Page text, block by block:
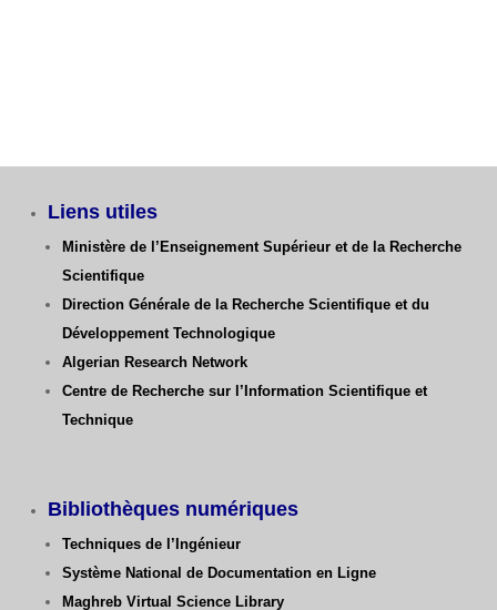
Liens utiles
Ministère de l’Enseignement Supérieur et de la Recherche
Scientifique
Direction Générale de la Recherche Scientifique et du
Développement Technologique
Algerian Research Network
Centre de Recherche sur l’Information Scientifique et
Technique
Bibliothèques numériques
Techniques de l’Ingénieur
Système National de Documentation en Ligne
Maghreb Virtual Science Library